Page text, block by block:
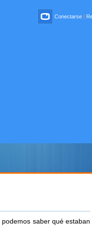
Conectarse |
saber qué estaban